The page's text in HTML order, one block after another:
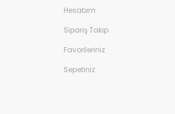
Hesabım
Sipariş Takip
Favorileriniz
Sepetiniz